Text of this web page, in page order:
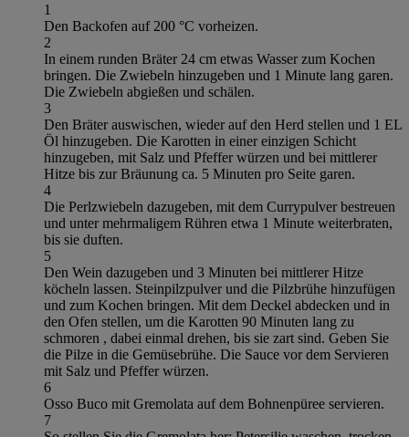
1
Den Backofen auf 200 °C vorheizen.
2
In einem runden Bräter 24 cm etwas Wasser zum Kochen
bringen. Die Zwiebeln hinzugeben und 1 Minute lang garen.
Die Zwiebeln abgießen und schälen.
3
Den Bräter auswischen, wieder auf den Herd stellen und 1 EL
Öl hinzugeben. Die Karotten in einer einzigen Schicht
hinzugeben, mit Salz und Pfeffer würzen und bei mittlerer
Hitze bis zur Bräunung ca. 5 Minuten pro Seite garen.
4
Die Perlzwiebeln dazugeben, mit dem Currypulver bestreuen
und unter mehrmaligem Rühren etwa 1 Minute weiterbraten,
bis sie duften.
5
Den Wein dazugeben und 3 Minuten bei mittlerer Hitze
köcheln lassen. Steinpilzpulver und die Pilzbrühe hinzufügen
und zum Kochen bringen. Mit dem Deckel abdecken und in
den Ofen stellen, um die Karotten 90 Minuten lang zu
schmoren , dabei einmal drehen, bis sie zart sind. Geben Sie
die Pilze in die Gemüsebrühe. Die Sauce vor dem Servieren
mit Salz und Pfeffer würzen.
6
Osso Buco mit Gremolata auf dem Bohnenpüree servieren.
7